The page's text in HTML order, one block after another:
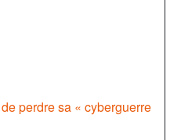
perdre sa « cyberguerre